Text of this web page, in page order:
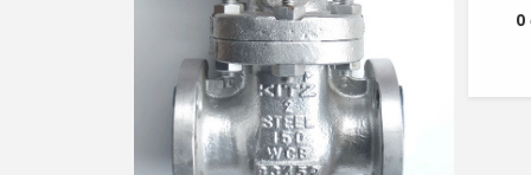
0